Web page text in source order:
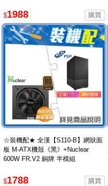
$1988
☆裝機配★ 全漢【S110-B】網狀面
板 M-ATX機殼《黑》+Nuclear
600W FR.V2 銅牌 半模組
$1788